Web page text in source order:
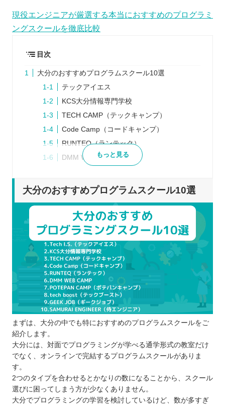
現役エンジニアが厳選する本当におすすめのプログラミ
ングスクールを徹底比較
目次
大分のおすすめプログラムスクール10選
テックアイエス
KCS大分情報専門学校
TECH CAMP（テックキャンプ）
Code Camp（コードキャンプ）
RUNTEQ（ランテック）
DMM WEB CAMP
tech boost（テックブースト）
SAMURAI ENGINEER（侍エンジニア）
プログラムスクールを選ぶポイント
目的に合った学習ができるか
学習したい言語は学べるか
受講形式はオンラインと通学のどちらか
キャリアサポートは行っているか
自分の予算に合わせて学べるか
プログラムスクールで学習するメリット
短期間で効率的に学べる
プロの講師からアドバイスをもらえる
給付金制度を活用できる
プログラムスクールで学ぶ際の注意点
目的は明確にすることが大切
もっと見る
大分のおすすめプログラムスクール10選
まずは、大分の中でも特におすすめのプログラムスクールをご
紹介します。
大分には、対面でプログラミングが学べる通学形式の教室だけ
でなく、オンラインで完結するプログラムスクールがありま
す。
2つのタイプを合わせるとかなりの数になることから、スクール
選びに困ってしまう方が少なくありません。
大分でプログラミングの学習を検討しているけど、数が多すぎ